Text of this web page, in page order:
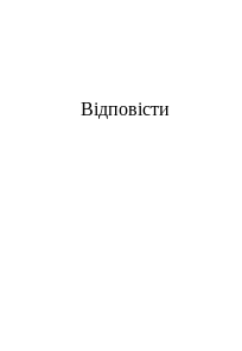
Відповісти